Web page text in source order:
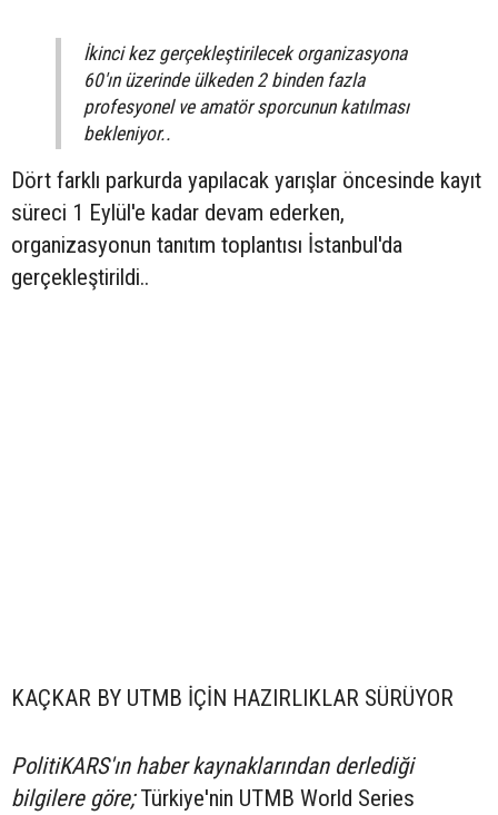
İkinci kez gerçekleştirilecek organizasyona
60'ın üzerinde ülkeden 2 binden fazla
profesyonel ve amatör sporcunun katılması
bekleniyor..
Dört farklı parkurda yapılacak yarışlar öncesinde kayıt
süreci 1 Eylül'e kadar devam ederken,
organizasyonun tanıtım toplantısı İstanbul'da
gerçekleştirildi..
KAÇKAR BY UTMB İÇİN HAZIRLIKLAR SÜRÜYOR
PolitiKARS'ın haber kaynaklarından derlediği
bilgilere göre;Türkiye'nin UTMB World Series